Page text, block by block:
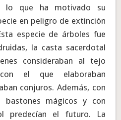
lo que ha motivado su
en peligro de extinción
especie de árboles fue
la casta sacerdotal
consideraban al tejo
el que elaboraban
conjuros. Además, con
bastones mágicos
y con
predecían el futuro. La